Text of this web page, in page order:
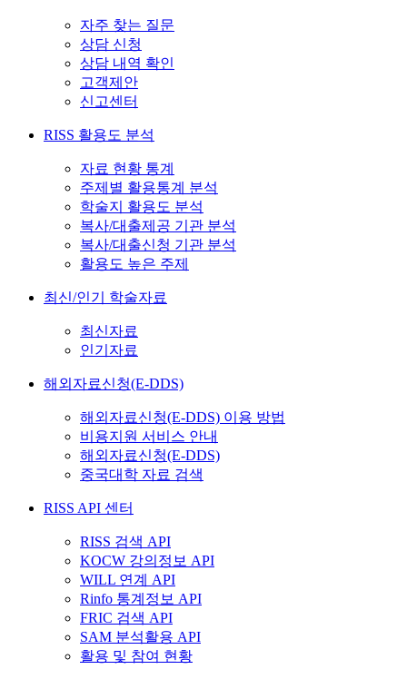
자주 찾는 질문
상담 신청
상담 내역 확인
고객제안
신고센터
RISS 활용도 분석
자료 현황 통계
주제별 활용통계 분석
학술지 활용도 분석
복사/대출제공 기관 분석
복사/대출신청 기관 분석
활용도 높은 주제
최신/인기 학술자료
최신자료
인기자료
해외자료신청(E-DDS)
해외자료신청(E-DDS) 이용 방법
비용지원 서비스 안내
해외자료신청(E-DDS)
중국대학 자료 검색
RISS API 센터
RISS 검색 API
KOCW 강의정보 API
WILL 연계 API
Rinfo 통계정보 API
FRIC 검색 API
SAM 분석활용 API
활용 및 참여 현황